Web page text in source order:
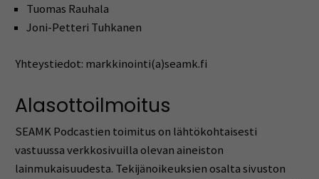
Tuomas Rauhala
Joni-Petteri Tuhkanen
Yhteystiedot: markkinointi(a)seamk.fi
Alasottoilmoitus
SEAMK Podcastien toimitus on lähtökohtaisesti
vastuussa verkkosivuilla olevan aineiston
lainmukaisuudesta. Tekijänoikeuksien osalta sivuston